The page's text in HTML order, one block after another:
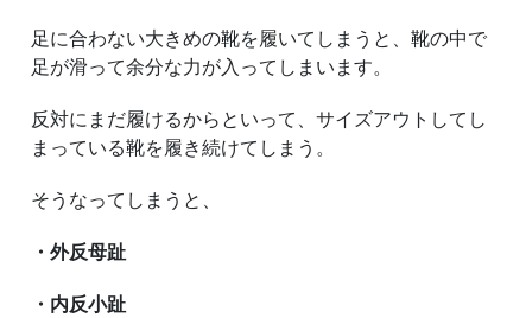
足に合わない大きめの靴を履いてしまうと、靴の中で
足が滑って余分な力が入ってしまいます。
反対にまだ履けるからといって、サイズアウトしてし
まっている靴を履き続けてしまう。
そうなってしまうと、
・外反母趾
・内反小趾